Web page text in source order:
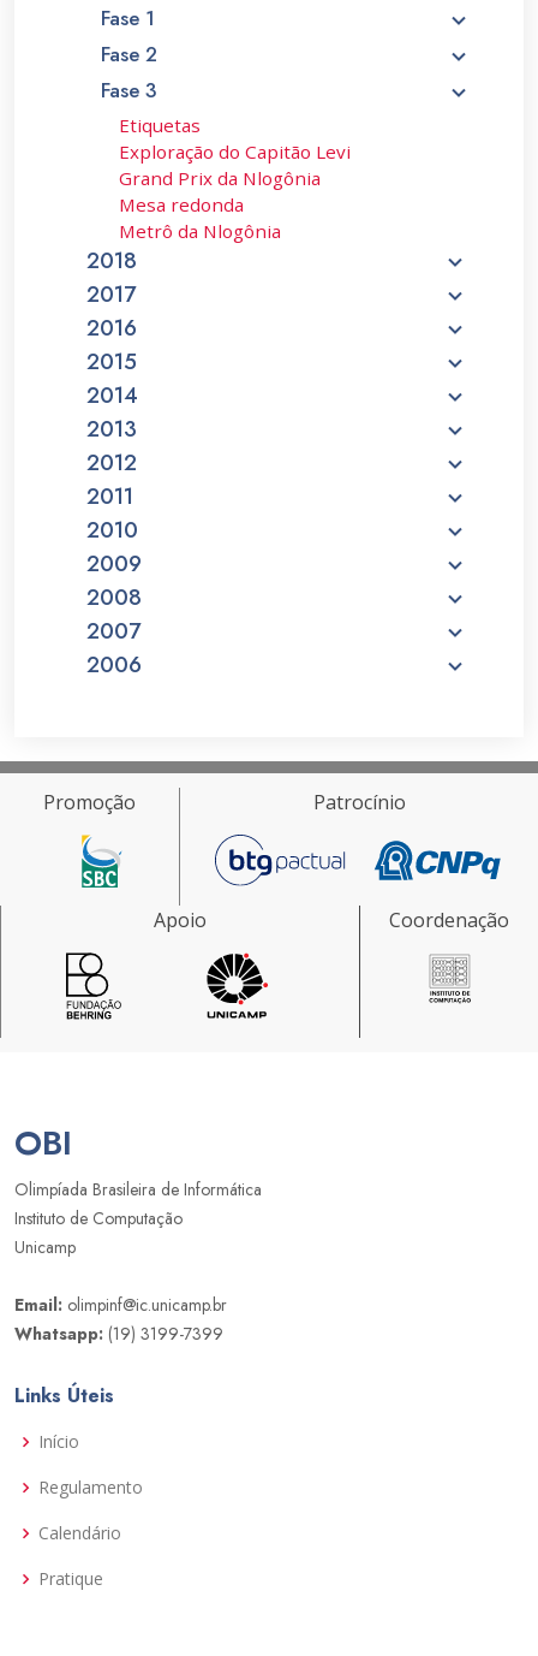
Fase 1
Fase 2
Fase 3
Etiquetas
Exploração do Capitão Levi
Grand Prix da Nlogônia
Mesa redonda
Metrô da Nlogônia
2018
2017
2016
2015
2014
2013
2012
2011
2010
2009
2008
2007
2006
Promoção Patrocínio
Apoio Coordenação
OBI
Olimpíada Brasileira de Informática
Instituto de Computação
Unicamp
Email: olimpinf@ic.unicamp.br
Whatsapp: (19) 3199-7399
Links Úteis
Início
Regulamento
Calendário
Pratique